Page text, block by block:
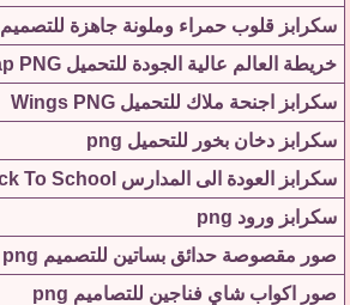
سكرابز قلوب حمراء وملونة جاهزة للتصميم
خريطة العالم عالية الجودة للتحميل World Map PNG
سكرابز اجنحة ملاك للتحميل Wings PNG
سكرابز دخان بخور للتحميل png
سكرابز العودة الى المدارس Back To School
سكرابز ورود png
صور مقصوصة حدائق بساتين للتصميم png
صور اكواب شاي فناجين للتصاميم png